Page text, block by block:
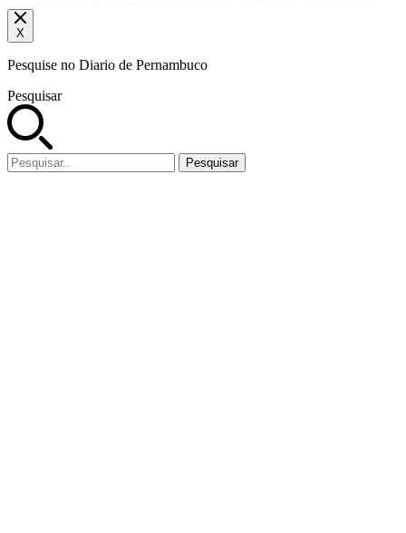
X
Pesquise no Diario de Pernambuco
Pesquisar
Pesquisar